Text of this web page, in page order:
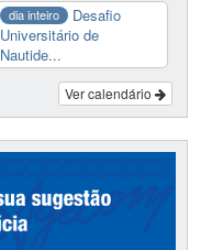
dia inteiro
Desafio
Universitário de
Nautide...
Ver calendário